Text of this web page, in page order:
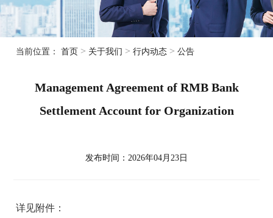
当前位置：首页 > 关于我们 >行内动态 >公告
Management Agreement of RMB Bank
Settlement Account for Organization
发布时间：2026年04月23日
详见附件：